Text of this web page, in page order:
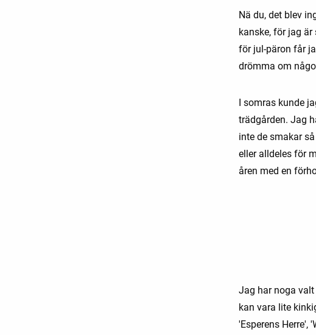
Nä du, det blev
kanske, för jag
för jul-päron får
drömma om
I somras kunde
trädgården. Jag
inte de smakar
eller alldeles för
åren med en
Jag har noga
kan vara lite
'Esperens Herre',